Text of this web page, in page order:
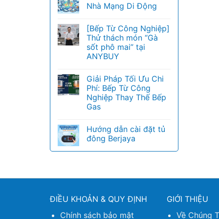
Nhà Mạng Di Động
[Bếp Từ Công Nghiệp]
Thử thách món “Gà
sốt phô mai” tại
ANYBUY
Giải Pháp Tối Ưu Chi
Phí: Bếp Từ Công
Nghiệp Thay Thế Bếp
Gas
Hướng dẫn cài đặt tủ
đông Berjaya
ĐIỀU KHOẢN & QUY ĐỊNH
Chính sách bảo mật
GIỚI THIỆU
Về Chúng